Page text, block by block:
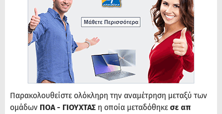
Παρακολουθείστε ολόκληρη την αναμέτρηση μεταξύ των
ομάδων ΠΟA - ΓΙΟΥΧΤΑΣ η οποία μεταδόθηκε σε απ